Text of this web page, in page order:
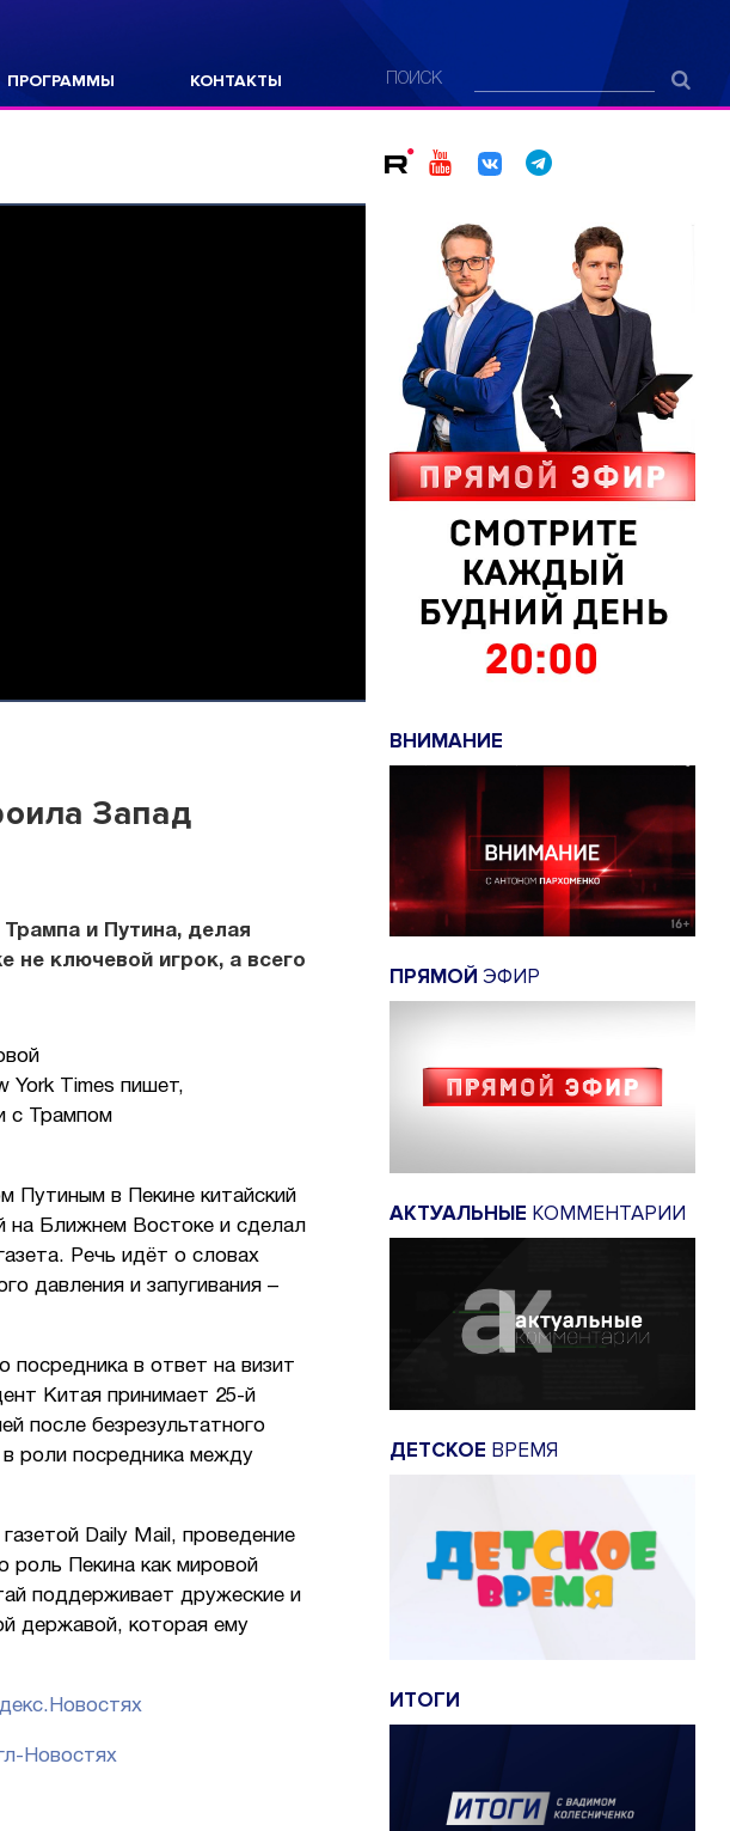
ПРОГРАММЫ КОНТАКТЫ ПОИСК
Запад
и Путина, делая
ключевой игрок, а всего
York Times пишет,
с Трампом
Путиным в Пекине китайский
на Ближнем Востоке и сделал
Речь идёт о словах
давления и запугивания –
посредника в ответ на визит
Китая принимает 25-й
после безрезультатного
в роли посредника между
Daily Mail, проведение
роль Пекина как мировой
поддерживает дружеские и
державой, которая ему
Новостях
ВНИМАНИЕ
ПРЯМОЙ ЭФИР
АКТУАЛЬНЫЕ КОММЕНТАРИИ
ДЕТСКОЕ ВРЕМЯ
ИТОГИ